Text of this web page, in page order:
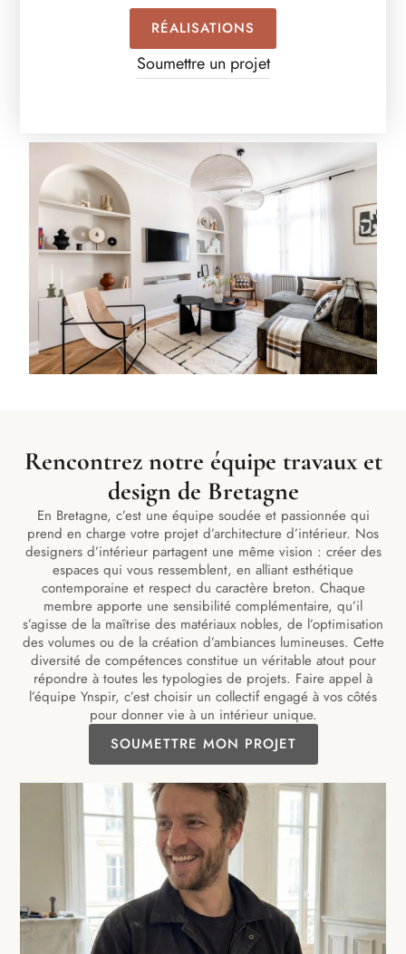
RÉALISATIONS
Soumettre un projet
Rencontrez notre équipe travaux et
design de Bretagne
En Bretagne, c’est une équipe soudée et passionnée qui
prend en charge votre projet d’architecture d’intérieur. Nos
designers d’intérieur partagent une même vision : créer des
espaces qui vous ressemblent, en alliant esthétique
contemporaine et respect du caractère breton. Chaque
membre apporte une sensibilité complémentaire, qu’il
s’agisse de la maîtrise des matériaux nobles, de l’optimisation
des volumes ou de la création d’ambiances lumineuses. Cette
diversité de compétences constitue un véritable atout pour
répondre à toutes les typologies de projets. Faire appel à
l’équipe Ynspir, c’est choisir un collectif engagé à vos côtés
pour donner vie à un intérieur unique.
SOUMETTRE MON PROJET